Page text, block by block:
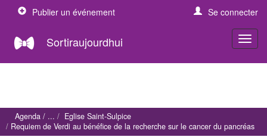
Publier un événement Se connecter
Sortiraujourdhui
Agenda
Eglise Saint-Sulpice
Requiem de Verdi au bénéfice de la recherche sur le cancer du pancréas